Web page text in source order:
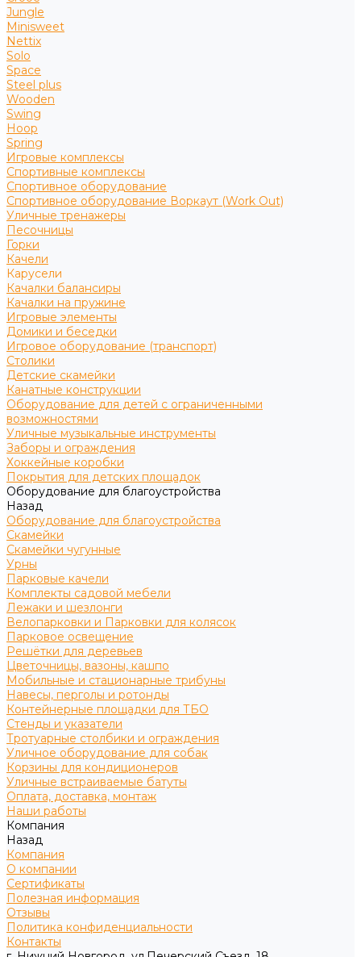
Jungle
Minisweet
Nettix
Solo
Space
Steel plus
Wooden
Swing
Hoop
Spring
Игровые комплексы
Спортивные комплексы
Спортивное оборудование
Спортивное оборудование Воркаут (Work Out)
Уличные тренажеры
Песочницы
Горки
Качели
Карусели
Качалки балансиры
Качалки на пружине
Игровые элементы
Домики и беседки
Игровое оборудование (транспорт)
Столики
Детские скамейки
Канатные конструкции
Оборудование для детей с ограниченными
возможностями
Уличные музыкальные инструменты
Заборы и ограждения
Хоккейные коробки
Покрытия для детских площадок
Оборудование для благоустройства
Назад
Оборудование для благоустройства
Скамейки
Скамейки чугунные
Урны
Парковые качели
Комплекты садовой мебели
Лежаки и шезлонги
Велопарковки и Парковки для колясок
Парковое освещение
Решётки для деревьев
Цветочницы, вазоны, кашпо
Мобильные и стационарные трибуны
Навесы, перголы и ротонды
Контейнерные площадки для ТБО
Стенды и указатели
Тротуарные столбики и ограждения
Уличное оборудование для собак
Корзины для кондиционеров
Уличные встраиваемые батуты
Оплата, доставка, монтаж
Наши работы
Компания
Назад
Компания
О компании
Сертификаты
Полезная информация
Отзывы
Политика конфиденциальности
Контакты